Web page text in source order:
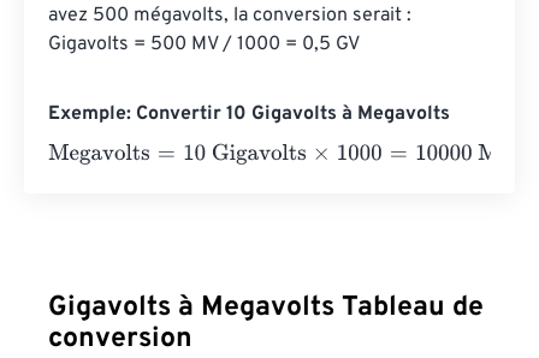
avez 500 mégavolts, la conversion serait :
Gigavolts = 500 MV / 1000 = 0,5 GV
Exemple: Convertir 10 Gigavolts à Megavolts
Megavolts= 10 Gigavolts×1000 =10000 Megavolts
Gigavolts à Megavolts Tableau de
conversion